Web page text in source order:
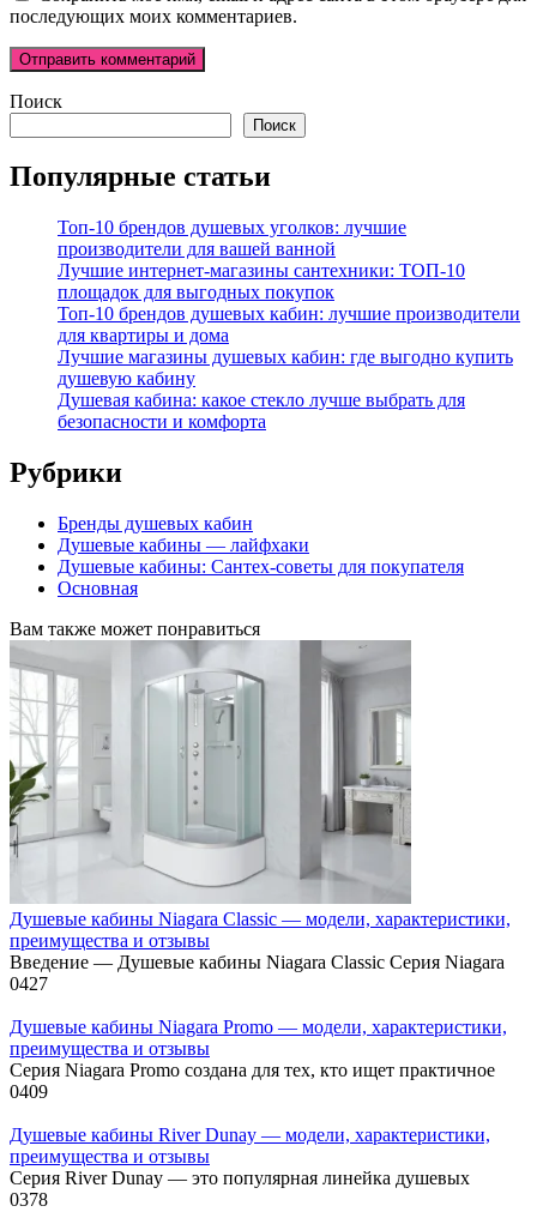
последующих моих комментариев.
Поиск
Поиск
Популярные статьи
Топ-10 брендов душевых уголков: лучшие
производители для вашей ванной
Лучшие интернет-магазины сантехники: ТОП-10
площадок для выгодных покупок
Топ-10 брендов душевых кабин: лучшие производители
для квартиры и дома
Лучшие магазины душевых кабин: где выгодно купить
душевую кабину
Душевая кабина: какое стекло лучше выбрать для
безопасности и комфорта
Рубрики
Бренды душевых кабин
Душевые кабины — лайфхаки
Душевые кабины: Сантех-советы для покупателя
Основная
Вам также может понравиться
Душевые кабины Niagara Classic — модели, характеристики,
преимущества и отзывы
Введение — Душевые кабины Niagara Classic Серия Niagara
0427
Душевые кабины Niagara Promo — модели, характеристики,
преимущества и отзывы
Серия Niagara Promo создана для тех, кто ищет практичное
0409
Душевые кабины River Dunay — модели, характеристики,
преимущества и отзывы
Серия River Dunay — это популярная линейка душевых
0378